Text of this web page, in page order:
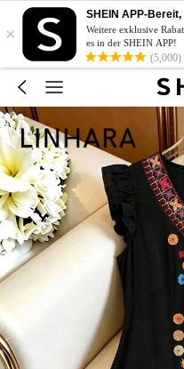
×
SHEIN APP-
Weitere exklusive
es in der SHEIN APP!
(5,000)